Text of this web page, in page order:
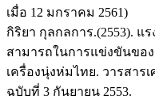
เมื่อ 12 มกราคม 2561)
กิริยา กุลกลการ.(2553). แ
สามารถในการแข่งขันขอ
เครื่องนุ่งห่มไทย. วารสาร
ฉบับที่ 3 กันยายน 2553.